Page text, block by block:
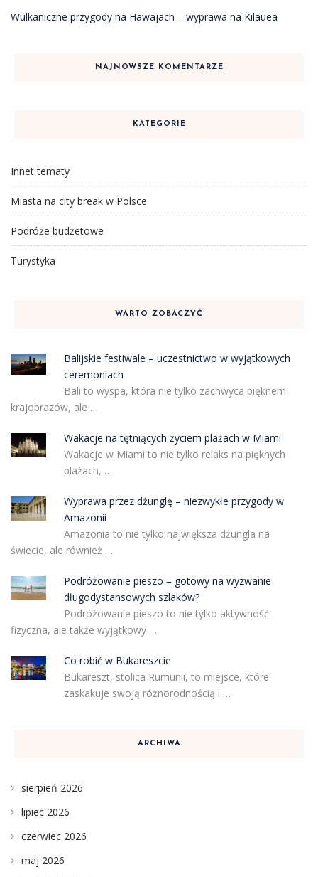
Wulkaniczne przygody na Hawajach – wyprawa na Kilauea
NAJNOWSZE KOMENTARZE
KATEGORIE
Innet tematy
Miasta na city break w Polsce
Podróże budżetowe
Turystyka
WARTO ZOBACZYĆ
Balijskie festiwale – uczestnictwo w wyjątkowych
ceremoniach
Bali to wyspa, która nie tylko zachwyca pięknem
krajobrazów, ale …
Wakacje na tętniących życiem plażach w Miami
Wakacje w Miami to nie tylko relaks na pięknych
plażach, …
Wyprawa przez dżunglę – niezwykłe przygody w
Amazonii
Amazonia to nie tylko największa dżungla na
świecie, ale również …
Podróżowanie pieszo – gotowy na wyzwanie
długodystansowych szlaków?
Podróżowanie pieszo to nie tylko aktywność
fizyczna, ale także wyjątkowy …
Co robić w Bukareszcie
Bukareszt, stolica Rumunii, to miejsce, które
zaskakuje swoją różnorodnością i …
ARCHIWA
sierpień 2026
lipiec 2026
czerwiec 2026
maj 2026